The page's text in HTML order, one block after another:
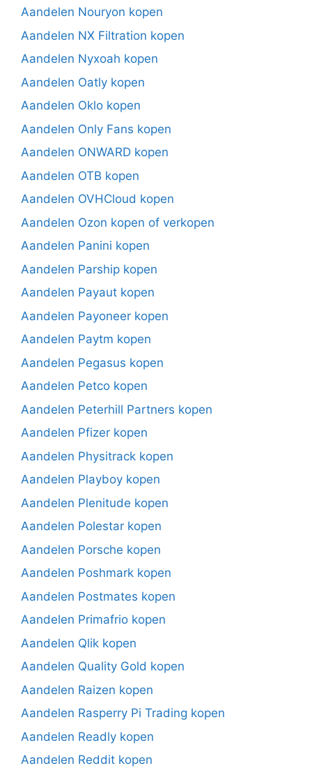
Aandelen Nouryon kopen
Aandelen NX Filtration kopen
Aandelen Nyxoah kopen
Aandelen Oatly kopen
Aandelen Oklo kopen
Aandelen Only Fans kopen
Aandelen ONWARD kopen
Aandelen OTB kopen
Aandelen OVHCloud kopen
Aandelen Ozon kopen of verkopen
Aandelen Panini kopen
Aandelen Parship kopen
Aandelen Payaut kopen
Aandelen Payoneer kopen
Aandelen Paytm kopen
Aandelen Pegasus kopen
Aandelen Petco kopen
Aandelen Peterhill Partners kopen
Aandelen Pfizer kopen
Aandelen Physitrack kopen
Aandelen Playboy kopen
Aandelen Plenitude kopen
Aandelen Polestar kopen
Aandelen Porsche kopen
Aandelen Poshmark kopen
Aandelen Postmates kopen
Aandelen Primafrio kopen
Aandelen Qlik kopen
Aandelen Quality Gold kopen
Aandelen Raizen kopen
Aandelen Rasperry Pi Trading kopen
Aandelen Readly kopen
Aandelen Reddit kopen